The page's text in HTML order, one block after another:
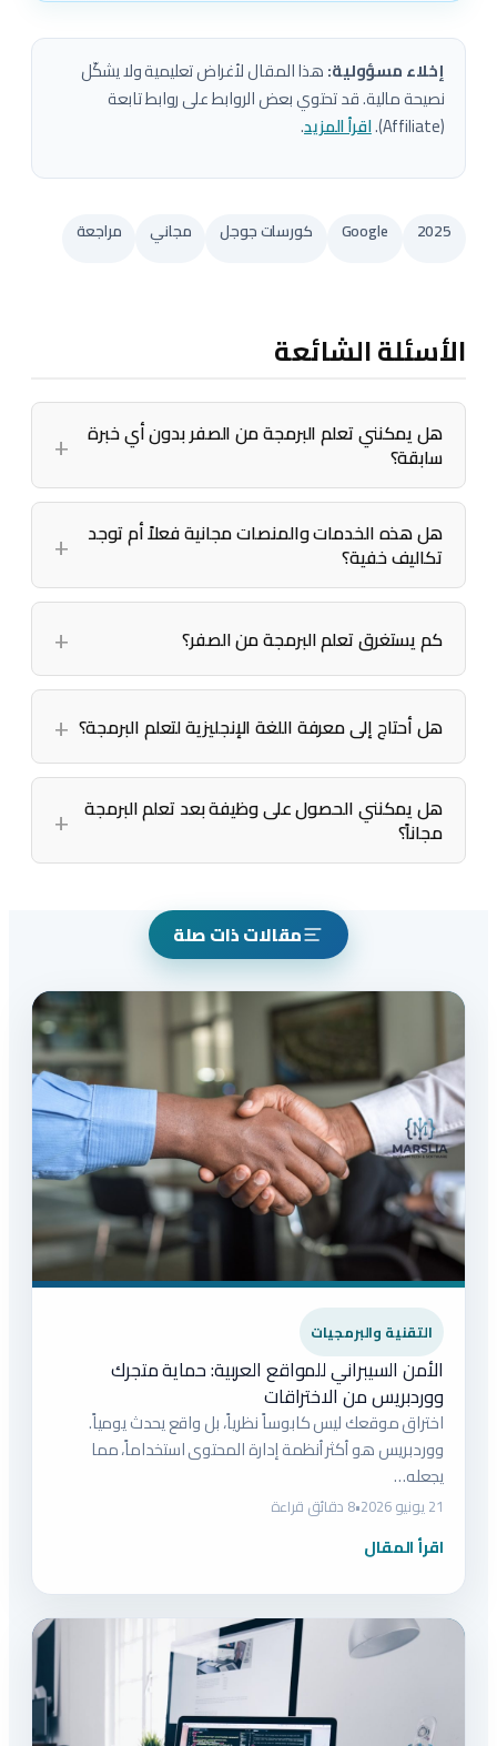
إخلاء مسؤولية:هذا المقال لأغراض تعليمية ولا يشكّل
نصيحة مالية. قد تحتوي بعض الروابط على روابط تابعة
(Affiliate).
اقرأ المزيد.
2025
Google كورسات جوجل مجاني مراجعة
الأسئلة الشائعة
هل يمكنني تعلم البرمجة من الصفر بدون أي خبرة
سابقة؟
هل هذه الخدمات والمنصات مجانية فعلاً أم توجد
تكاليف خفية؟
كم يستغرق تعلم البرمجة من الصفر؟
هل أحتاج إلى معرفة اللغة الإنجليزية لتعلم البرمجة؟
هل يمكنني الحصول على وظيفة بعد تعلم البرمجة
مجاناً؟
مقالات ذات صلة
التقنية والبرمجيات
الأمن السيبراني للمواقع العربية: حماية متجرك
ووردبريس من الاختراقات
اختراق موقعك ليس كابوساً نظرياً، بل واقع يحدث يومياً.
ووردبريس هو أكثر أنظمة إدارة المحتوى استخداماً، مما
يجعله…
21 يونيو 2026 •8 دقائق قراءة
اقرأ المقال